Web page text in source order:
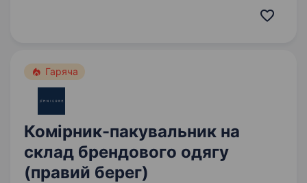
Гаряча
Комірник-пакувальник на
склад брендового одягу
(правий берег)